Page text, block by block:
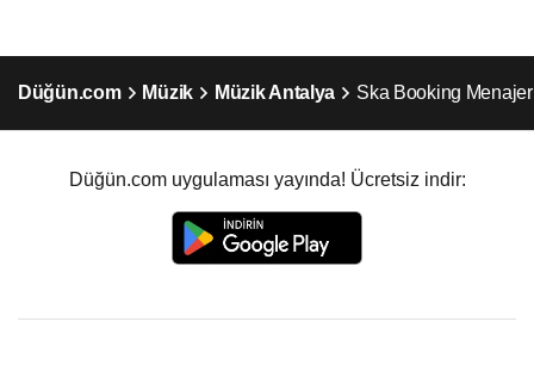
Düğün.com Müzik Müzik Antalya Ska Booking
Düğün.com uygulaması yayında! Ücretsiz indir: